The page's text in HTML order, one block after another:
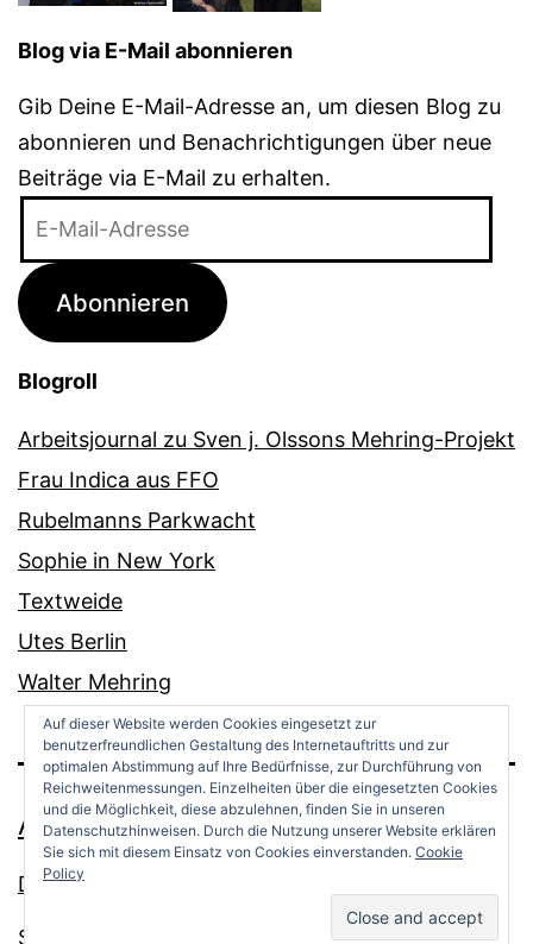
Blog via E-Mail abonnieren
Gib Deine E-Mail-Adresse an, um diesen Blog zu
abonnieren und Benachrichtigungen über neue
Beiträge via E-Mail zu erhalten.
Adresse
Abonnieren
Blogroll
Arbeitsjournal zu Sven j. Olssons Mehring-Projekt
Frau Indica aus FFO
Rubelmanns Parkwacht
Sophie in New York
Textweide
Utes Berlin
Walter Mehring
ANDREAS OPPERMANN
Datenschutz
Stolz präsentiert von WordPress.
Auf dieser Website werden Cookies eingesetzt zur
benutzerfreundlichen Gestaltung des Internetauftritts und zur
optimalen Abstimmung auf Ihre Bedürfnisse, zur Durchführung von
Reichweitenmessungen. Einzelheiten über die eingesetzten Cookies
und die Möglichkeit, diese abzulehnen, finden Sie in unseren
Datenschutzhinweisen. Durch die Nutzung unserer Website erklären
Sie sich mit diesem Einsatz von Cookies einverstanden. Cookie
Policy